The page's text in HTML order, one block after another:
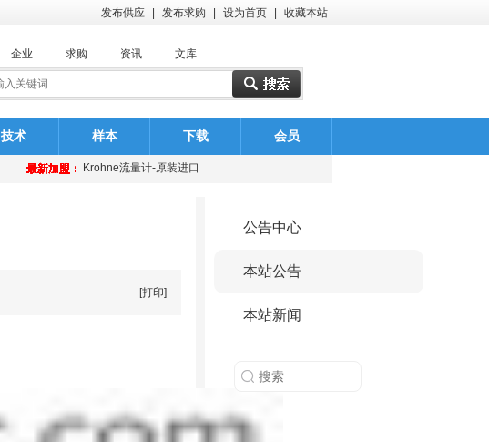
发布供应 发布求购 设为首页 收藏本站
企业 求购 资讯 文库
技术 样本 下载 会员
最新加盟：
深圳恒德新能源有限公司
最新加盟：
最新加盟：
Krohne流量计-原装进口
最新加盟：
最新加盟：
最新加盟：
最新加盟：
Krohne流量计-科隆流量计-原装进口
最新加盟：
苏州倾佳电子有限公司
最新加盟：
最新加盟：
最新加盟：
最新加盟：
最新加盟：
Krohne流量计-原装进口
最新加盟：
最新加盟：
最新加盟：
最新加盟：
最新加盟：
最新加盟：
最新加盟：
[打印]
公告中心
本站公告
本站新闻